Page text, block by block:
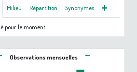
Milieu Répartition Synonymes
pour le moment
Observations mensuelles